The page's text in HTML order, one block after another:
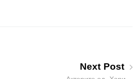
Next Post